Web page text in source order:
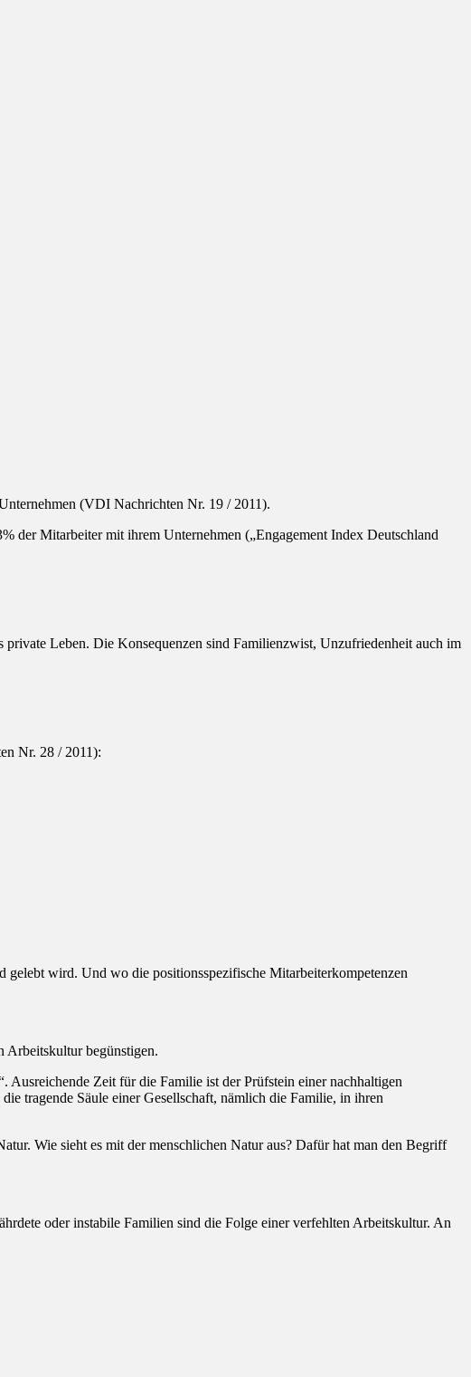
(VDI Nachrichten Nr. 19 / 2011).
der Mitarbeiter mit ihrem Unternehmen („Engagement Index Deutschland
Leben. Die Konsequenzen sind Familienzwist, Unzufriedenheit auch im
Nr. 28 / 2011):
wird. Und wo die positionsspezifische Mitarbeiterkompetenzen
Arbeitskultur begünstigen.
Zeit für die Familie ist der Prüfstein einer nachhaltigen
tragende Säule einer Gesellschaft, nämlich die Familie, in ihren
Wie sieht es mit der menschlichen Natur aus? Dafür hat man den Begriff
oder instabile Familien sind die Folge einer verfehlten Arbeitskultur. An